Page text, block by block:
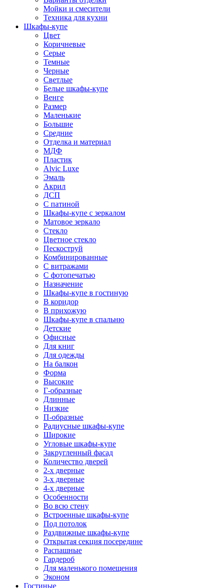
Мойки и смесители
Техника для кухни
Шкафы-купе
Цвет
Коричневые
Серые
Темные
Черные
Светлые
Белые шкафы-купе
Венге
Размер
Маленькие
Большие
Средние
Отделка и материал
МДФ
Пластик
Alvic Luxe
Эмаль
Акрил
ДСП
С патиной
Шкафы-купе с зеркалом
Матовое зеркало
Стекло
Цветное стекло
Пескоструй
Комбинированные
С витражами
С фотопечатью
Назначение
Шкафы-купе в гостиную
В коридор
В прихожую
Шкафы-купе в спальню
Детские
Офисные
Для книг
Для одежды
На балкон
Форма
Высокие
Г-образные
Длинные
Низкие
П-образные
Радиусные шкафы-купе
Широкие
Угловые шкафы-купе
Закругленный фасад
Количество дверей
2-х дверные
3-х дверные
4-х дверные
Особенности
Во всю стену
Встроенные шкафы-купе
Под потолок
Раздвижные шкафы-купе
Открытая секция посередине
Распашные
Гардероб
Для маленького помещения
Эконом
Гостиные